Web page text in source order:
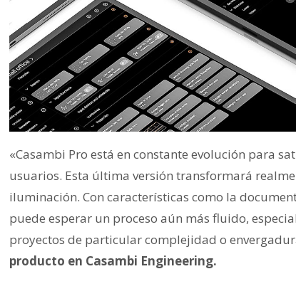
«Casambi Pro está en constante evolución para
usuarios. Esta última versión transformará
iluminación. Con características como la
puede esperar un proceso aún más fluido,
proyectos de particular complejidad o
producto en Casambi Engineering.